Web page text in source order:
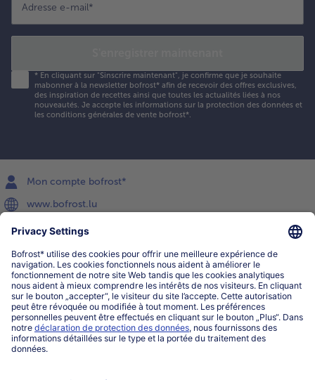
Adresse e-mail*
* En cliquant sur "Sinscrire maintenant", je confirme que je souhaite
mabonner à la newsletter bofrost* afin de recevoir des offres exclusives,
des inspiration de recettes ainsi que toutes les actualités liées à nos
nouveautés. Je accepte les informations sur la protection des données et
les conditions générales de vente bofrost*.
Mon compte bofrost*
www.bofrost.lu
service@bofrost.lu
027863232
Lu-ve : 8h-20h Sa : 10h-16h
Service
Qui sommes-nous?